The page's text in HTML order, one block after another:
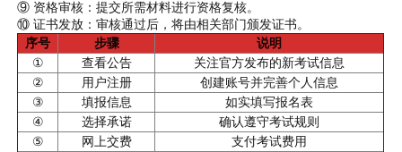
⑨ 资格审核：提交所需材料进行资格复核。
⑩ 证书发放：审核通过后，将由相关部门颁发证书。
序号
步骤
说明
①
查看公告
关注官方发布的新考试信息
②
用户注册
创建账号并完善个人信息
③
填报信息
如实填写报名表
④
选择承诺
确认遵守考试规则
⑤
网上交费
支付考试费用